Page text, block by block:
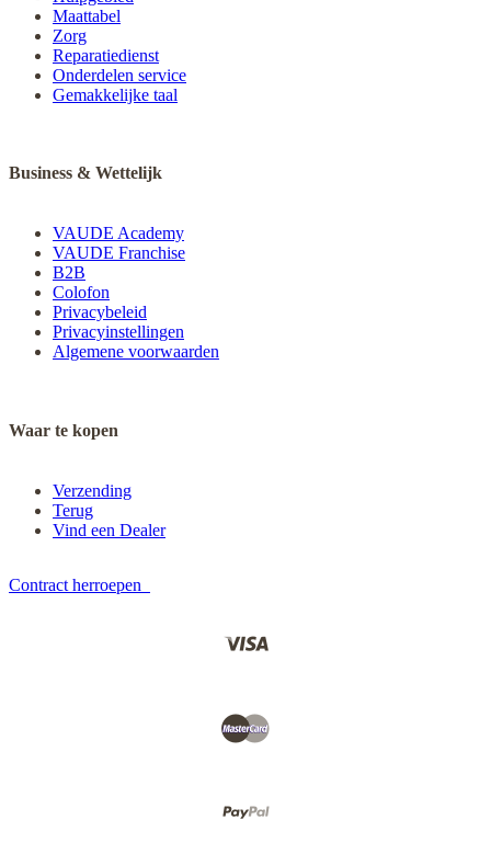
Maattabel
Zorg
Reparatiedienst
Onderdelen service
Gemakkelijke taal
Business & Wettelijk
VAUDE Academy
VAUDE Franchise
B2B
Colofon
Privacybeleid
Privacyinstellingen
Algemene voorwaarden
Waar te kopen
Verzending
Terug
Vind een Dealer
Contract herroepen